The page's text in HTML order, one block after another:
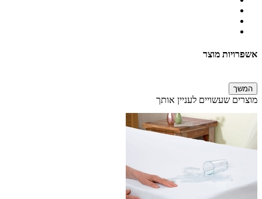
אשפרויות מוצר
המשך
מוצרים שעשויים לעניין אותך